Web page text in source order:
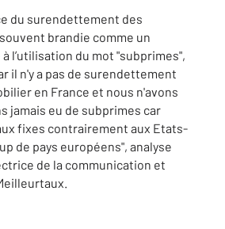
du surendettement des
brandie comme un
l’utilisation du mot "subprimes",
il n'y a pas de surendettement
en France et nous n'avons
jamais eu de subprimes car
fixes contrairement aux Etats-
de pays européens", analyse
de la communication et